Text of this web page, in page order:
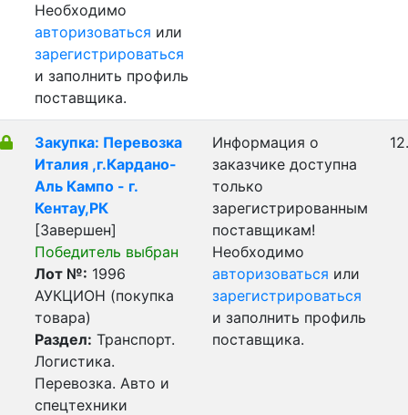
Необходимо
авторизоваться или
зарегистрироваться
и заполнить профиль
поставщика.
Закупка: Перевозка
Италия ,г.Кардано-
Аль Кампо - г.
Кентау,РК
[Завершен]
Победитель выбран
Лот №: 1996
АУКЦИОН (покупка
товара)
Раздел: Транспорт.
Логистика.
Перевозка. Авто и
спецтехники
Информация о
заказчике доступна
только
зарегистрированным
поставщикам!
Необходимо
авторизоваться или
зарегистрироваться
и заполнить профиль
поставщика.